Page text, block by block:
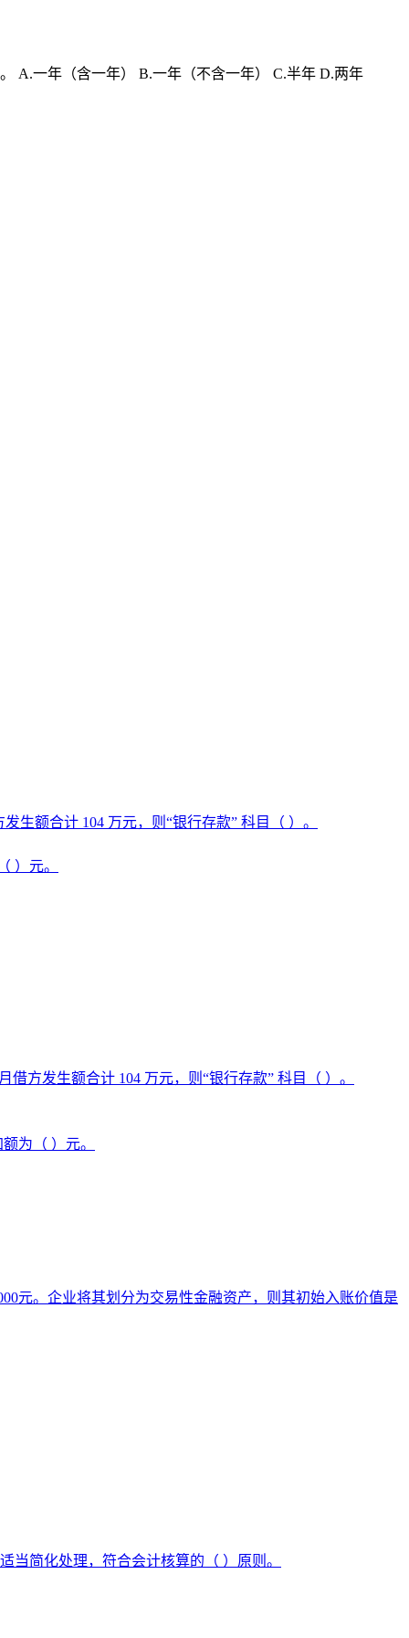
A.一年（含一年） B.一年（不含一年） C.半年 D.两年
生额合计 104 万元，则“银行存款” 科目（ ）。
）元。
方发生额合计 104 万元，则“银行存款” 科目（ ）。
为（ ）元。
元。企业将其划分为交易性金融资产，则其初始入账价值是
简化处理，符合会计核算的（ ）原则。